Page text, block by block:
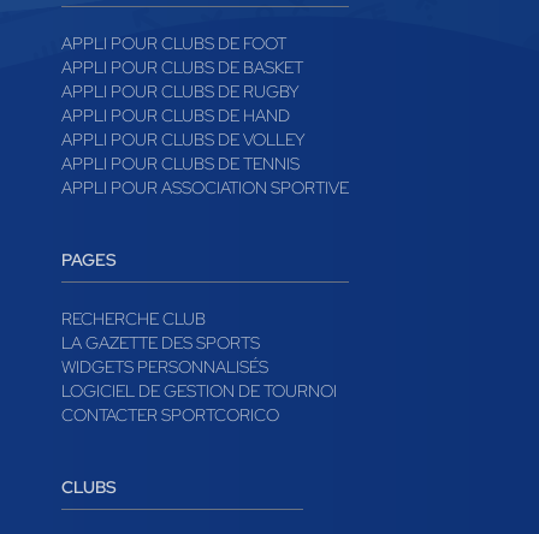
APPLI POUR CLUBS DE FOOT
APPLI POUR CLUBS DE BASKET
APPLI POUR CLUBS DE RUGBY
APPLI POUR CLUBS DE HAND
APPLI POUR CLUBS DE VOLLEY
APPLI POUR CLUBS DE TENNIS
APPLI POUR ASSOCIATION SPORTIVE
PAGES
RECHERCHE CLUB
LA GAZETTE DES SPORTS
WIDGETS PERSONNALISÉS
LOGICIEL DE GESTION DE TOURNOI
CONTACTER SPORTCORICO
CLUBS